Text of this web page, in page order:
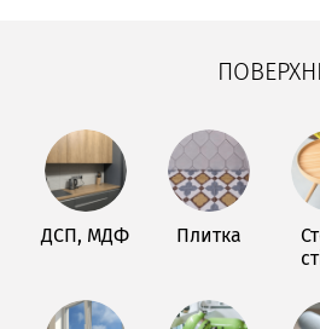
ПОВЕРХНІ
ДСП, МДФ Плитка